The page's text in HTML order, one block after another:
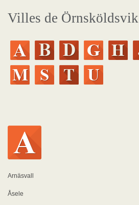
Villes de Örnsköldsvik
Arnäsvall
Åsele